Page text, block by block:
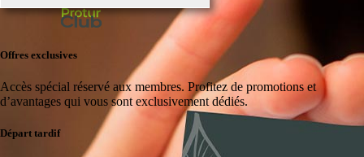
Offres exclusives
Accès spécial réservé aux membres. Profitez de promotions et
d’avantages qui vous sont exclusivement dédiés.
Départ tardif